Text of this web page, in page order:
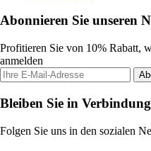
Abonnieren Sie unseren
Profitieren Sie von 10% Rabatt,
anmelden
Bleiben Sie in Verbindung
Folgen Sie uns in den sozialen